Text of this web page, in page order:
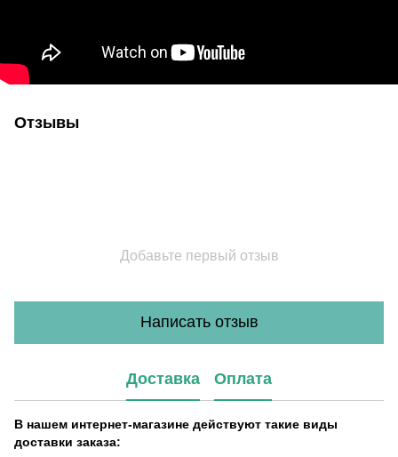
Отзывы
Добавьте первый отзыв
Написать отзыв
Доставка Оплата
В нашем интернет-магазине действуют такие виды
доставки заказа: